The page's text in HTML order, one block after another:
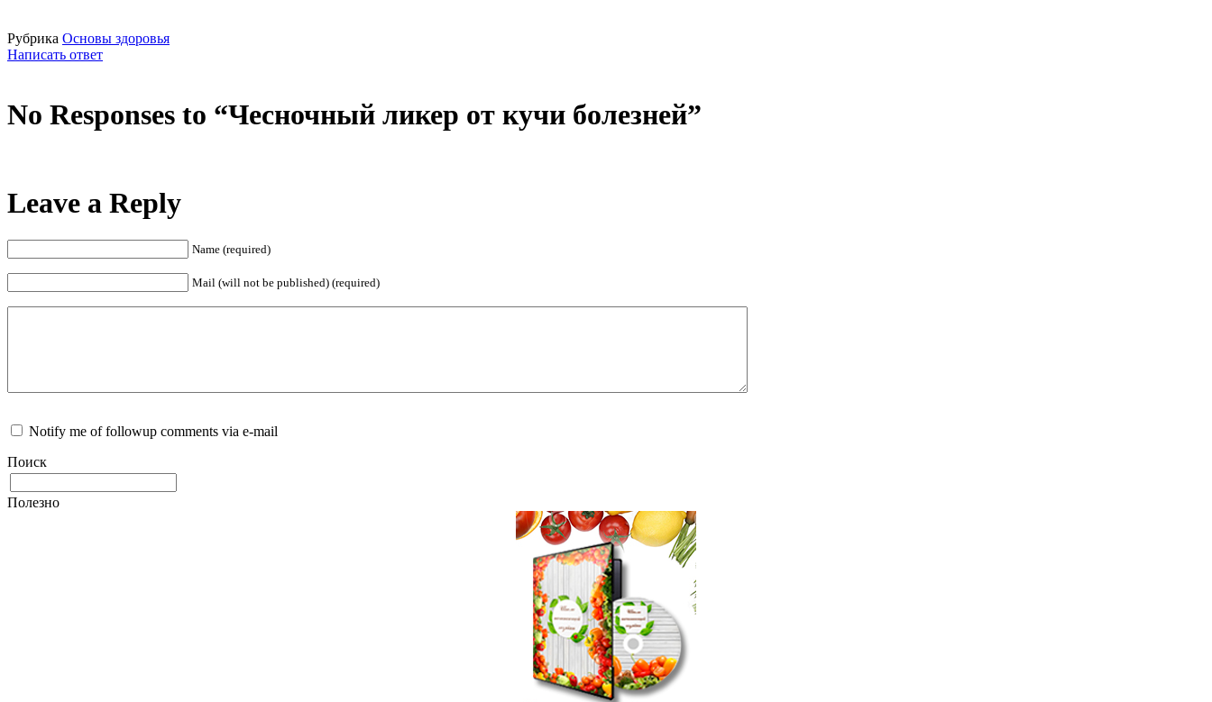
Рубрика Основы здоровья
Написать ответ
No Responses to “Чесночный ликер от кучи болезней”
Leave a Reply
Name (required)
Mail (will not be published) (required)
Notify me of followup comments via e-mail
Поиск
Полезно